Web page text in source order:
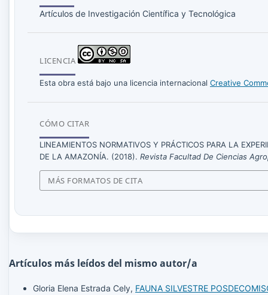
Artículos de Investigación Científica y Tecnológica
LICENCIA
Esta obra está bajo una licencia internacional Creative
CÓMO CITAR
LINEAMIENTOS NORMATIVOS Y PRÁCTICOS PARA LA
DE LA AMAZONÍA. (2018). Revista Facultad De Ciencias
MÁS FORMATOS DE CITA
Artículos más leídos del mismo autor/a
Gloria Elena Estrada Cely, FAUNA SILVESTRE